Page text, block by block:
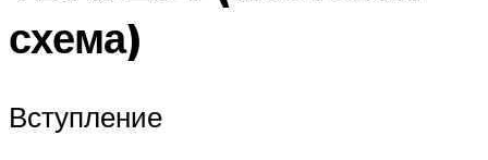
схема)
Вступление